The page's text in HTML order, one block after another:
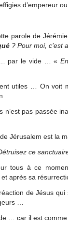
d’empereur
parole de
? Pour moi, c’est
… par le vide … «
utiles … On voit
…
n’est pas passée
Jérusalem est la
ce
tous à ce
et après sa
de Jésus
…
… car il est